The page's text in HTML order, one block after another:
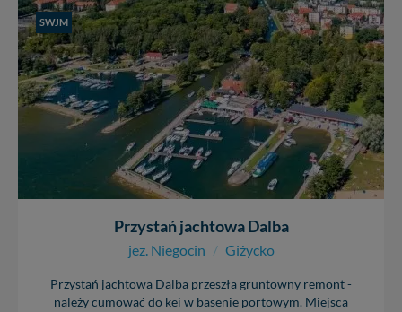
SWJM
Przystań jachtowa Dalba
jez. Niegocin / Giżycko
Przystań jachtowa Dalba przeszła gruntowny remont -
należy cumować do kei w basenie portowym. Miejsca
Dziękujemy, i życzmy miłego odkrywania Mazur na
nowo...